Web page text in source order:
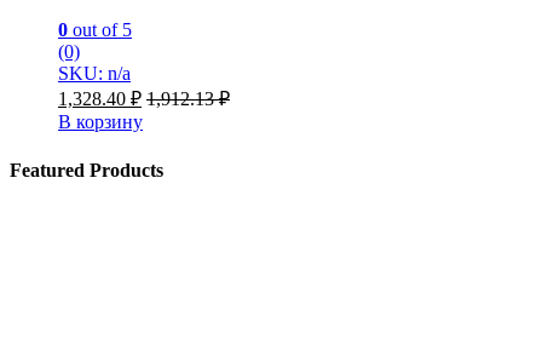
0 out of 5
(0)
SKU: n/a
1,328.40 ₽ 1,912.13₽
В корзину
Featured Products